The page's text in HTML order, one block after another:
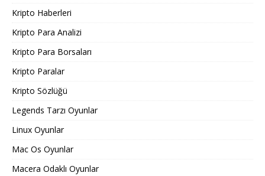
Kripto Haberleri
Kripto Para Analizi
Kripto Para Borsaları
Kripto Paralar
Kripto Sözlüğü
Legends Tarzı Oyunlar
Linux Oyunlar
Mac Os Oyunlar
Macera Odaklı Oyunlar